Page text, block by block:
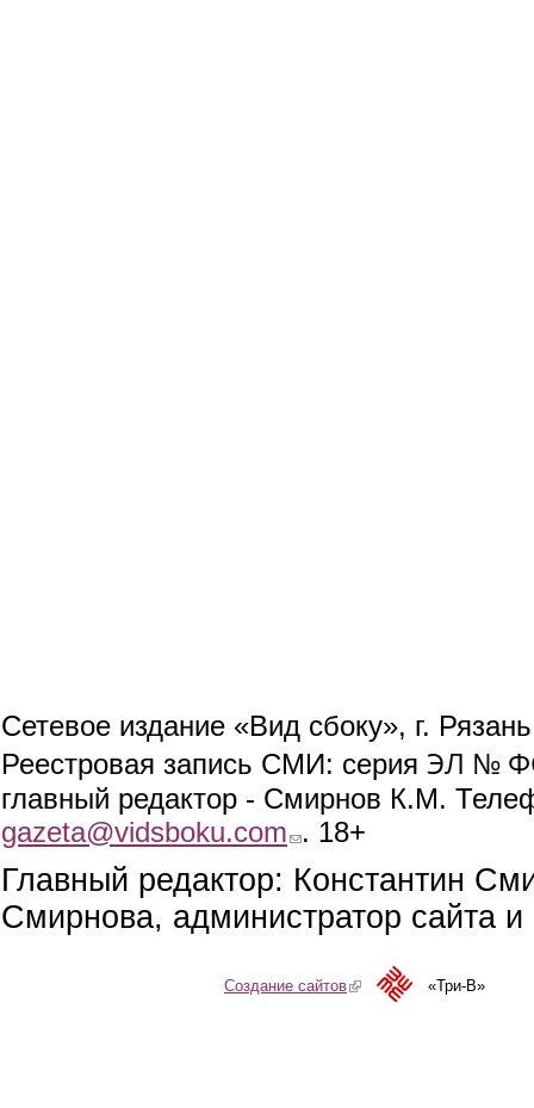
Сетевое издание «Вид сбоку», г.
Реестровая запись СМИ: серия ЭЛ №
главный редактор - Смирнов К.М.
gazeta@vidsboku.com (link sends e-mail)
. 18+
Главный редактор: Константин
Смирнова, администратор сайта
Создание сайтов(link is external)«Три-В»